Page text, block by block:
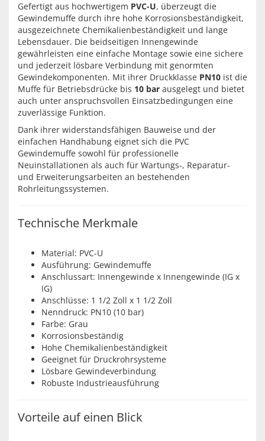
Gefertigt aus hochwertigem PVC-U, überzeugt die
Gewindemuffe durch ihre hohe Korrosionsbeständigkeit,
ausgezeichnete Chemikalienbeständigkeit und lange
Lebensdauer. Die beidseitigen Innengewinde
gewährleisten eine einfache Montage sowie eine sichere
und jederzeit lösbare Verbindung mit genormten
Gewindekomponenten. Mit ihrer Druckklasse PN10 ist die
Muffe für Betriebsdrücke bis 10 bar ausgelegt und bietet
auch unter anspruchsvollen Einsatzbedingungen eine
zuverlässige Funktion.
Dank ihrer widerstandsfähigen Bauweise und der
einfachen Handhabung eignet sich die PVC
Gewindemuffe sowohl für professionelle
Neuinstallationen als auch für Wartungs-, Reparatur-
und Erweiterungsarbeiten an bestehenden
Rohrleitungssystemen.
Technische Merkmale
Material: PVC-U
Ausführung: Gewindemuffe
Anschlussart: Innengewinde x Innengewinde (IG x
IG)
Anschlüsse: 1 1/2 Zoll x 1 1/2 Zoll
Nenndruck: PN10 (10 bar)
Farbe: Grau
Korrosionsbeständig
Hohe Chemikalienbeständigkeit
Geeignet für Druckrohrsysteme
Lösbare Gewindeverbindung
Robuste Industrieausführung
Vorteile auf einen Blick